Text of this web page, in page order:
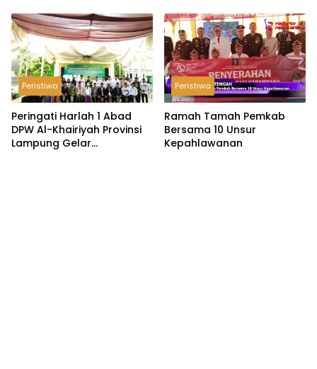
Peristiwa
Peringati Harlah 1 Abad
DPW Al-Khairiyah Provinsi
Lampung Gelar
Peristiwa
Ramah Tamah Pemkab
Bersama 10 Unsur
Kepahlawanan